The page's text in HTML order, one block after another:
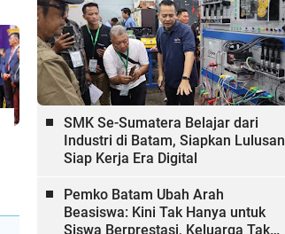
SMK Se-Sumatera Belajar dari
Industri di Batam, Siapkan Lulusan
Siap Kerja Era Digital
Pemko Batam Ubah Arah
Beasiswa: Kini Tak Hanya untuk
Siswa Berprestasi, Keluarga Tak